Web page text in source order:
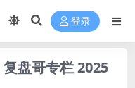
登录
盘哥专栏 2025